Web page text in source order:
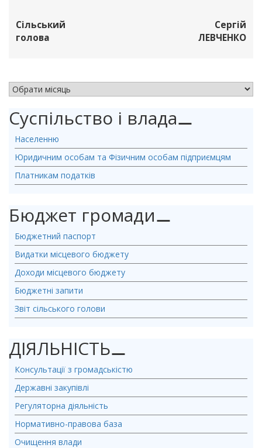
Сільський
голова
Сергій
ЛЕВЧЕНКО
Суспільство і влада⚊
Населенню
Юридичним особам та Фізичним особам підприємцям
Платникам податків
Бюджет громади⚊
Бюджетний паспорт
Видатки місцевого бюджету
Доходи місцевого бюджету
Бюджетні запити
Звіт сільського голови
ДІЯЛЬНІСТЬ⚊
Консультації з громадськістю
Державні закупівлі
Регуляторна діяльність
Нормативно-правова база
Очищення влади